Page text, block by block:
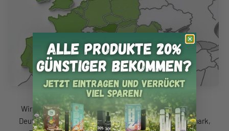
Deutschland, Österreich, Kroatien, Tschechien, Dänemark,